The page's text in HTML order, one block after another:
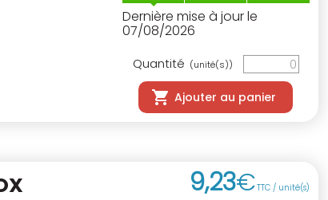
Dernière mise à jour le
07/08/2026
Quantité (unité(s))
Ajouter au panier
9,23€TTC / unité(s)